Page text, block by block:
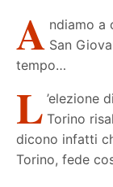
A ndiamo a
San
tempo…
L ’elezione
Torino
dicono infatti
Torino, fede